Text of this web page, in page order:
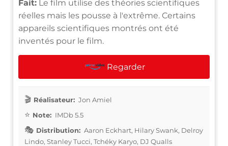
Fait: Le film utilise des théories scientifiques
réelles mais les pousse à l'extrême. Certains
appareils scientifiques montrés ont été
inventés pour le film.
Regarder
Réalisateur: Jon Amiel
Note: IMDb 5.5
Distribution: Aaron Eckhart, Hilary Swank, Delroy
Lindo, Stanley Tucci, Tchéky Karyo, DJ Qualls